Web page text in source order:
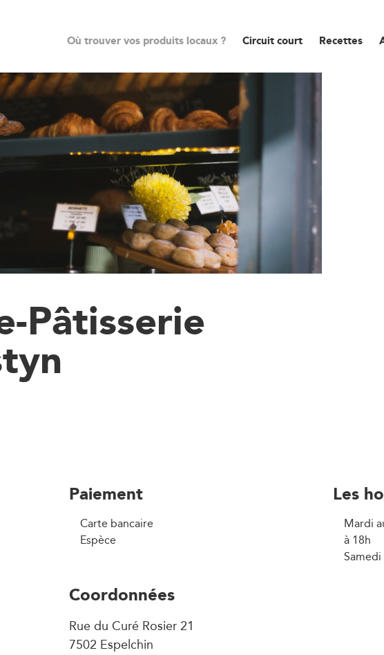
Où trouver vos produits locaux ? Circuit court Recettes
Pâtisserie
Paiement
Carte bancaire
Espèce
Les
Mardi
à 18h
Coordonnées
Rue du Curé Rosier 21
7502 Espelchin